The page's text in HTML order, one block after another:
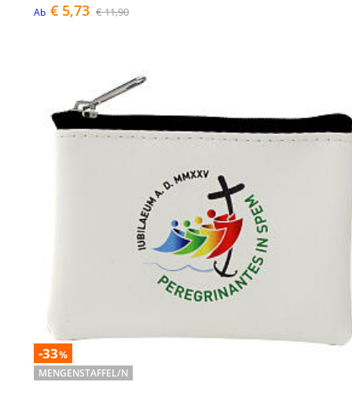
Ab € 5,73 € 11,90
-33%
MENGENSTAFFEL/N